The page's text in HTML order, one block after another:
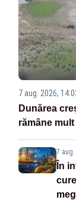
7 aug. 2026,
Dunărea
rămâne
7 aug.
În